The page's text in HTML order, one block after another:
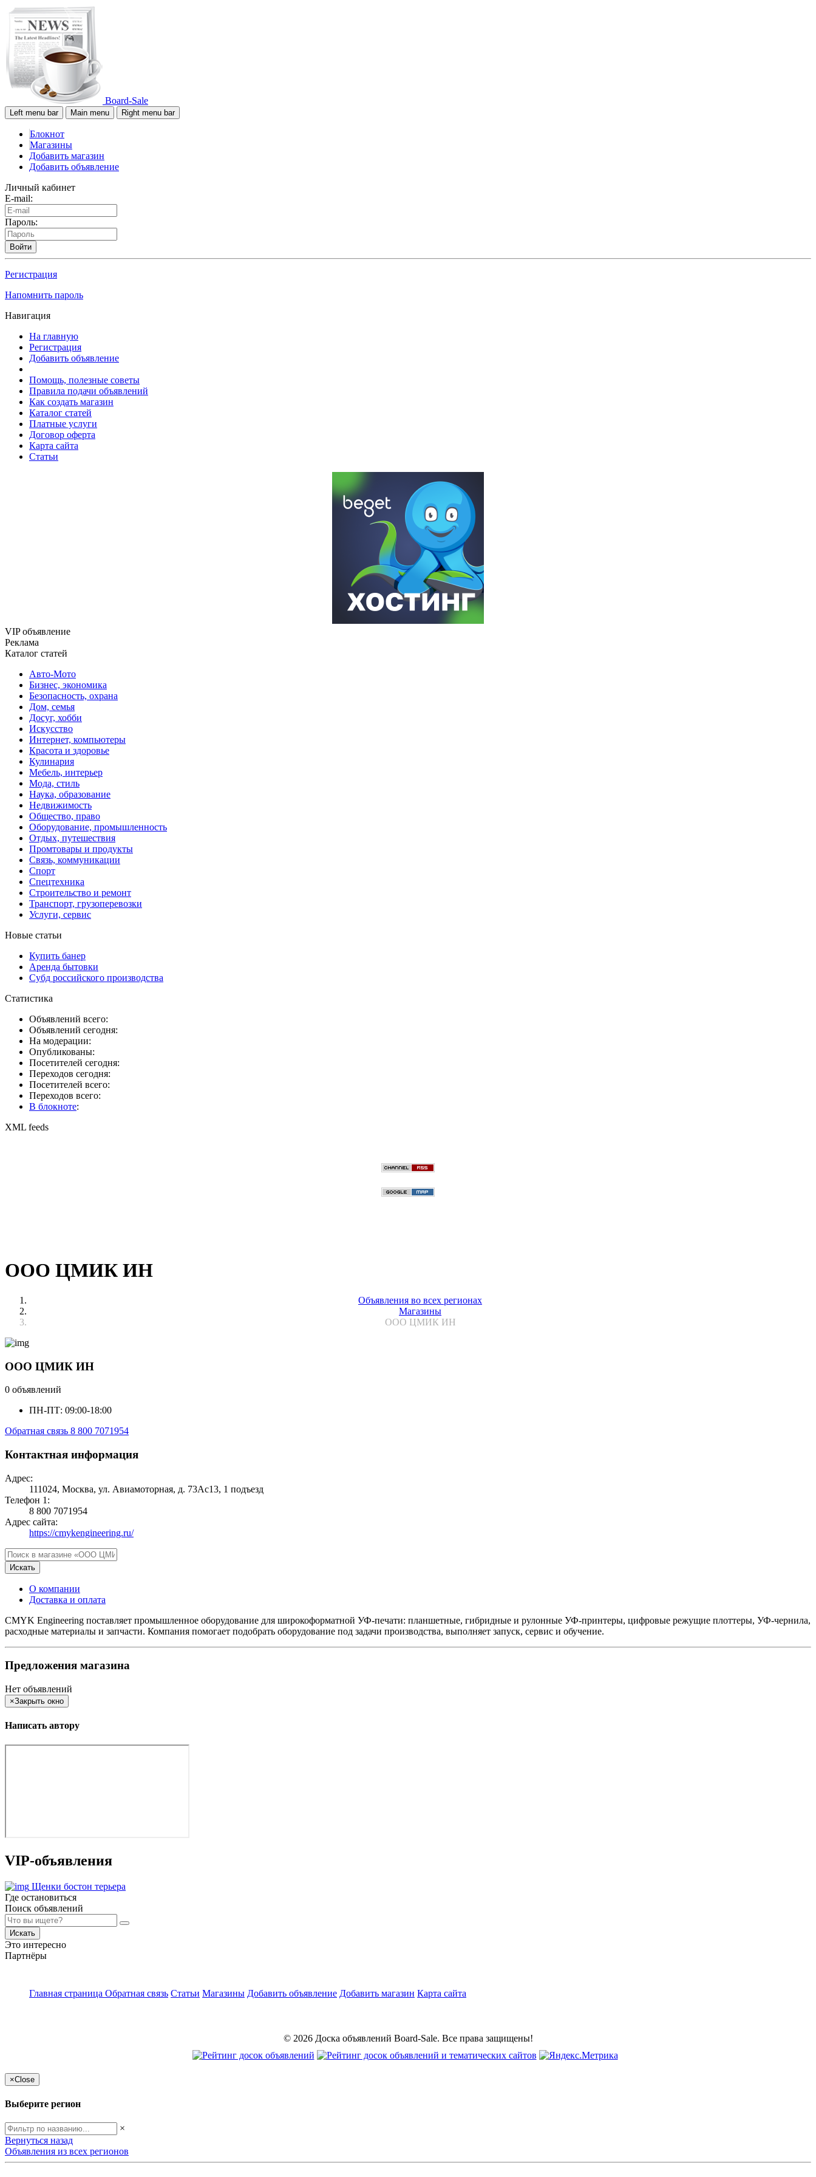
Board-Sale
Left menu bar Main menu Right menu bar
Блокнот
Магазины
Добавить магазин
Добавить объявление
Личный кабинет
E-mail:
Пароль:
Войти
Регистрация
Напомнить пароль
Навигация
На главную
Регистрация
Добавить объявление
Помощь, полезные советы
Правила подачи объявлений
Как создать магазин
Каталог статей
Платные услуги
Договор оферта
Карта сайта
Статьи
VIP объявление
Реклама
Каталог статей
Авто-Мото
Бизнес, экономика
Безопасность, охрана
Дом, семья
Досуг, хобби
Искусство
Интернет, компьютеры
Красота и здоровье
Кулинария
Мебель, интерьер
Мода, стиль
Наука, образование
Недвижимость
Общество, право
Оборудование, промышленность
Отдых, путешествия
Промтовары и продукты
Связь, коммуникации
Спорт
Спецтехника
Строительство и ремонт
Транспорт, грузоперевозки
Услуги, сервис
Новые статьи
Купить банер
Аренда бытовки
Субд российского производства
Статистика
Объявлений всего:
Объявлений сегодня:
На модерации:
Опубликованы:
Посетителей сегодня:
Переходов сегодня:
Посетителей всего:
Переходов всего:
В блокноте:
XML feeds
ООО ЦМИК ИН
Объявления во всех регионах
Магазины
ООО ЦМИК ИН
ООО ЦМИК ИН
0 объявлений
ПН-ПТ: 09:00-18:00
Обратная связь 8 800 7071954
Контактная информация
Адрес:
111024, Москва, ул. Авиамоторная, д. 73Ас13, 1 подъезд
Телефон 1:
8 800 7071954
Адрес сайта:
https://cmykengineering.ru/
Искать
О компании
Доставка и оплата
CMYK Engineering поставляет промышленное оборудование для широкоформатной УФ-печати: планшетные, гибридные и рулонные УФ-принтеры, цифровые режущие плоттеры, УФ-чернила,
расходные материалы и запчасти. Компания помогает подобрать оборудование под задачи производства, выполняет запуск, сервис и обучение.
Предложения магазина
Нет объявлений
×Закрыть окно
Написать автору
VIP-объявления
Щенки бостон терьера
Где остановиться
Поиск объявлений
Искать
Это интересно
Партнёры
Главная страница Обратная связь Статьи Магазины Добавить объявление Добавить магазин Карта сайта
© 2026 Доска объявлений Board-Sale. Все права защищены!
×Close
Выберите регион
×
Вернуться назад
Объявления из всех регионов